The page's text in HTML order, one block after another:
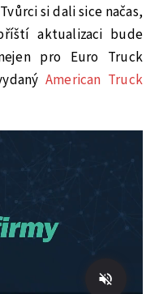
si dali sice načas,
aktualizaci bude
pro Euro Truck
American Truck